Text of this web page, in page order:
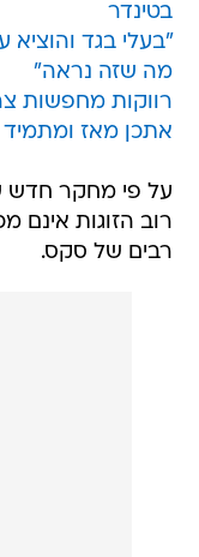
בטינדר
מה שזה נראה"
רווקות מחפשות
אתכן מאז ומתמיד
רוב הזוגות אינם
רבים של סקס.